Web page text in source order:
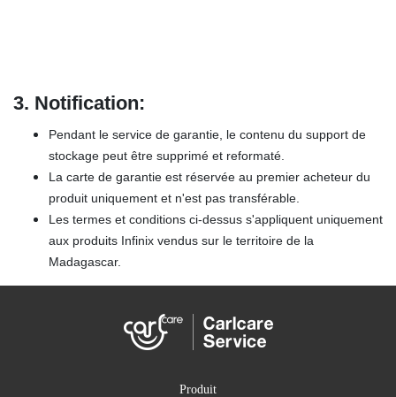
3. Notification:
Pendant le service de garantie, le contenu du support de
stockage peut être supprimé et reformaté.
La carte de garantie est réservée au premier acheteur du
produit uniquement et n'est pas transférable.
Les termes et conditions ci-dessus s'appliquent uniquement
aux produits Infinix vendus sur le territoire de la
Madagascar.
Produit